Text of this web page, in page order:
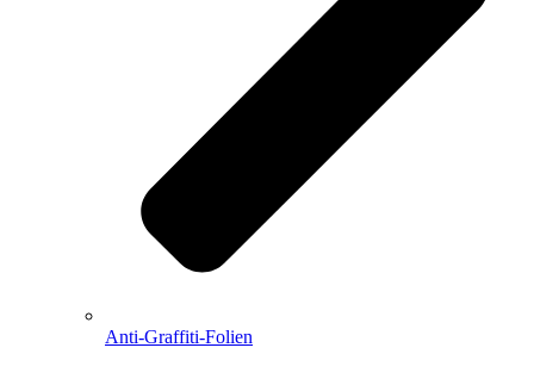
Anti-Graffiti-Folien